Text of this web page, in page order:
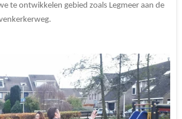
te ontwikkelen gebied zoals Legmeer aan de